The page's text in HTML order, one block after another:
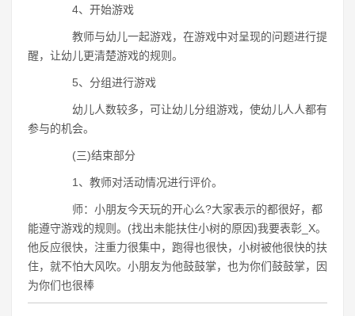
4、开始游戏
教师与幼儿一起游戏，在游戏中对呈现的问题进行提
醒，让幼儿更清楚游戏的规则。
5、分组进行游戏
幼儿人数较多，可让幼儿分组游戏，使幼儿人人都有
参与的机会。
(三)结束部分
1、教师对活动情况进行评价。
师：小朋友今天玩的开心么?大家表示的都很好，都
能遵守游戏的规则。(找出未能扶住小树的原因)我要表彰_X。
他反应很快，注重力很集中，跑得也很快，小树被他很快的扶
住，就不怕大风吹。小朋友为他鼓鼓掌，也为你们鼓鼓掌，因
为你们也很棒